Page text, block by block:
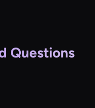
Questions